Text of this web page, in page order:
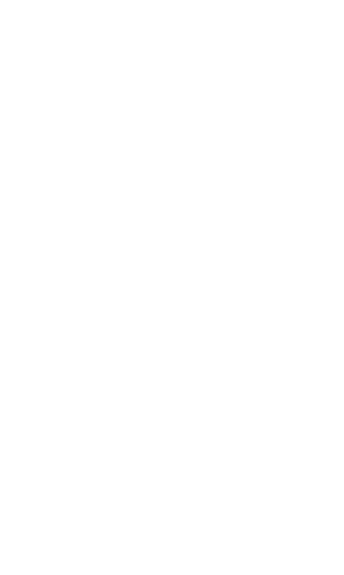
და არ სცილდება სუბსტრატს.
საფარის სატესტო პანელზე
ლენტი ეჭიდება დაჭრილ გისოსს
და Ceramic Pro-ს
შემდეგ, +75°C-მდე
სისქეში გამოყენებისას,
ან ზედაპირის სიმტკიცის
გამოყენებული ფანქრის
ფანქარია 9H, და მიუხედავად
ნებისმიერი პროდუქტი, რომელსაც
ორიგინალური, დაუცველი
(ASTM D2794).
ქიმიკატებს ან გარემოს
და შეუძლია გაუძლოს
სატესტო პანელები
ან ასხურებს მათზე
პირობები გაცილებით უფრო
ექსპოზიცია უდრის 120 დღეს
— 50℃-ზე 24 საათის
საფარის ქიმიური
კონტაქტის კუთხე და
პანელებზე ქიმიკატების
შეიძლება იყოს „ლაბორატორიის
წყლის წვეთი თავსდება
კუთხეს. რაც უფრო მაღალია
ს საფარების მკაფიო
და ჭუჭყის ნაწილაკების
ეფექტი, რომელსაც შეუძლია
ხშირად ჩაატაროთ!
დამცავი ეფექტების
გარკვეულ რაოდენობას,
Pro 9H გამოიყენება თხლად,
არ იყოს ზედაპირის
ხოლო სერვისის უპირატესობით
რომელიც იკვლევს
რაც გადამწყვეტია სველი
ფერის გაცრეცის,
დადასტურდეს, რომ დამცავი
სატესტო პანელები
ს საფარები არ აჩვენებენ
ბევრ ფაქტორზე, თუმცა
ნანო-კერამიკული დაცვის
შემუშავებულია
ვერტიკალური ლილვის ქვეშ,
დაფარული სარკისებური ფოლადის